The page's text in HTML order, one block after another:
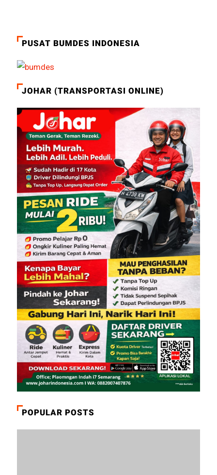
PUSAT BUMDES INDONESIA
JOHAR (TRANSPORTASI ONLINE)
POPULAR POSTS